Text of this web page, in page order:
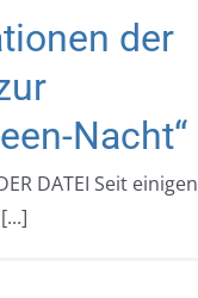
der
Nacht“
DATEI Seit einigen